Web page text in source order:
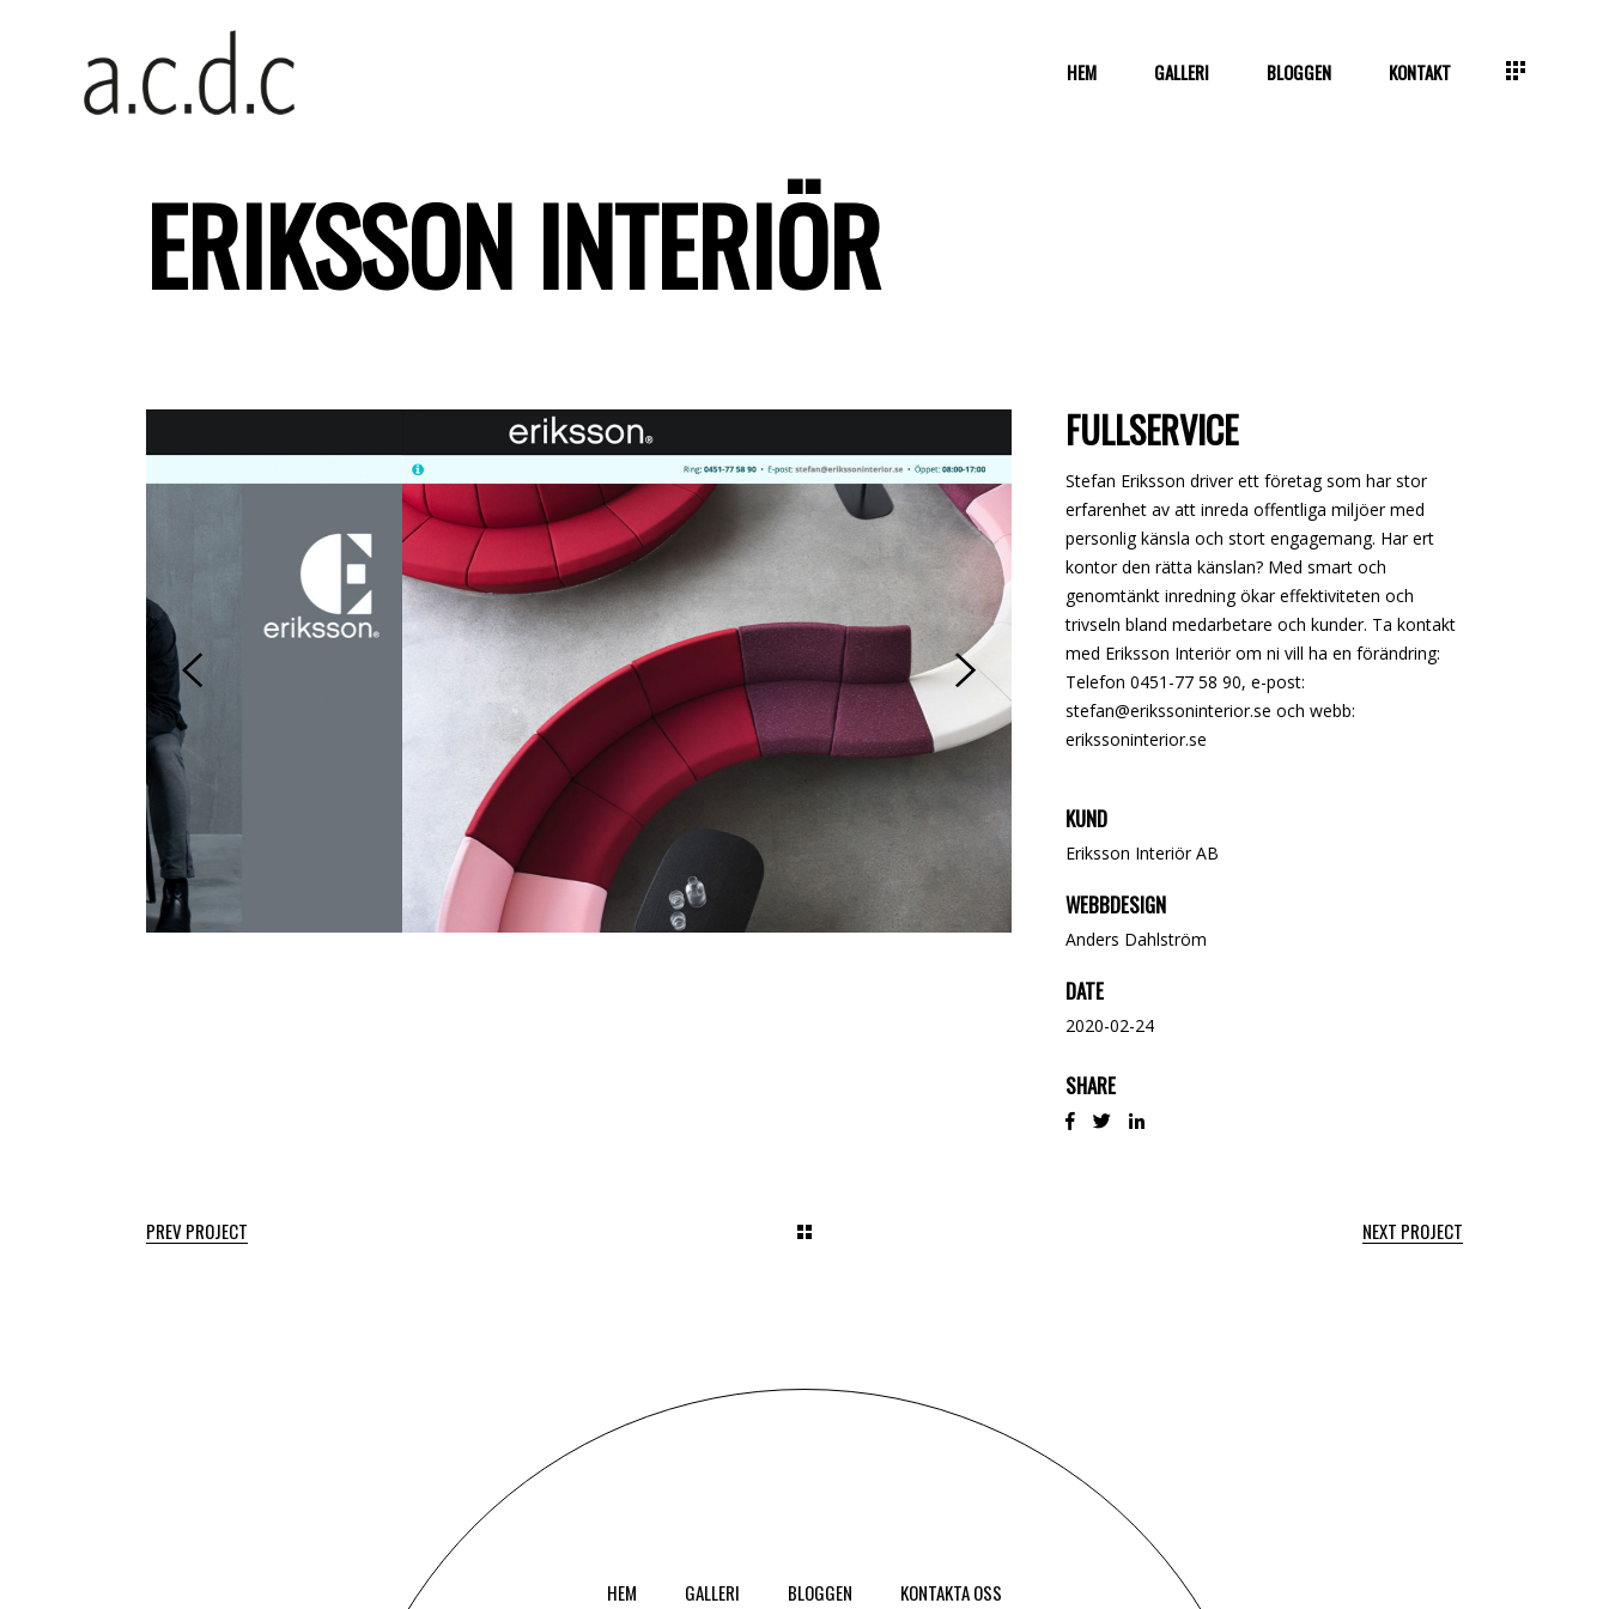
HEM GALLERI BLOGGEN KONTAKT
ERIKSSON INTERIÖR
FULLSERVICE
Stefan Eriksson driver ett företag som har stor
erfarenhet av att inreda offentliga miljöer med
personlig känsla och stort engagemang. Har ert
kontor den rätta känslan? Med smart och
genomtänkt inredning ökar effektiviteten och
trivseln bland medarbetare och kunder. Ta kontakt
med Eriksson Interiör om ni vill ha en förändring:
Telefon 0451-77 58 90, e-post:
stefan@erikssoninterior.se och webb:
erikssoninterior.se
KUND
Eriksson Interiör AB
WEBBDESIGN
Anders Dahlström
DATE
2020-02-24
SHARE
PREV PROJECT NEXT PROJECT
HEM GALLERI BLOGGEN KONTAKTA OSS